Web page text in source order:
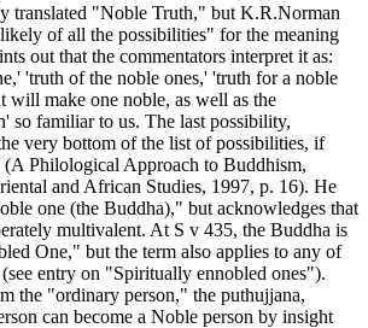
translated "Noble Truth," but K.R.Norman
likely of all the possibilities" for the meaning
out that the commentators interpret it as:
'truth of the noble ones,' 'truth for a noble
will make one noble, as well as the
so familiar to us. The last possibility,
very bottom of the list of possibilities, if
Philological Approach to Buddhism,
and African Studies, 1997, p. 16). He
one (the Buddha)," but acknowledges that
multivalent. At S v 435, the Buddha is
One," but the term also applies to any of
entry on "Spiritually ennobled ones").
the "ordinary person," the puthujjana,
can become a Noble person by insight